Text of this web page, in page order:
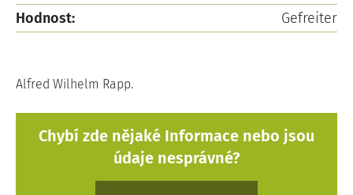
Hodnost:
Gefreiter
Alfred Wilhelm Rapp.
Chybí zde nějaké Informace nebo jsou
údaje nesprávné?